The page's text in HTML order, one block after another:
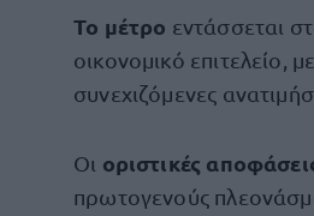
Το μέτρο εντάσσεται
οικονομικό επιτελείο,
συνεχιζόμενες
Οι οριστικές
πρωτογενούς